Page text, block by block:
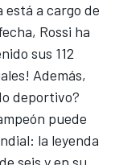
a cargo de
Rossi ha
sus 112
Además,
deportivo?
puede
la leyenda